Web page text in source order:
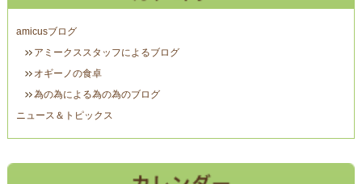
amicusブログ
アミークススタッフによるブログ
オギーノの食卓
為の為による為の為のブログ
ニュース＆トピックス